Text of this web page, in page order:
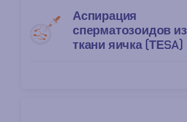
Аспирация
сперматозоидов из
ткани яичка (ТЕSA)